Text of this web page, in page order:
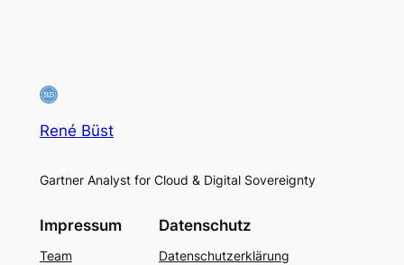
René Büst
Gartner Analyst for Cloud & Digital Sovereignty
Impressum
Team
Datenschutz
Datenschutzerklärung